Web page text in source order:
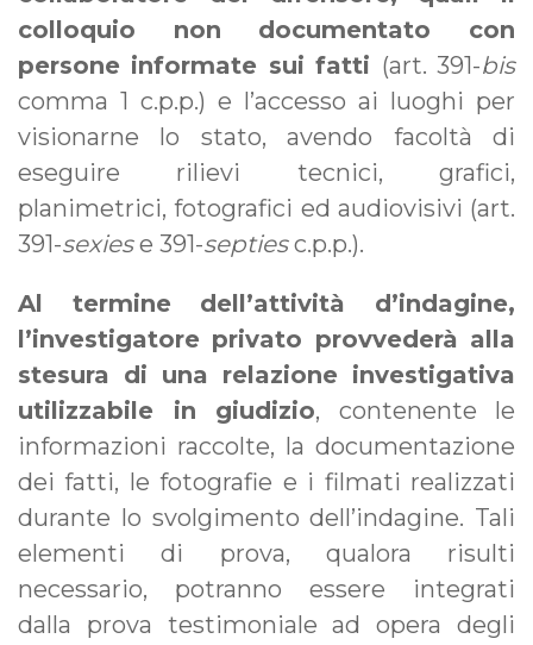
colloquio non documentato con
persone informate sui fatti (art. 391-bis
comma 1 c.p.p.) e l’accesso ai luoghi per
visionarne lo stato, avendo facoltà di
eseguire rilievi tecnici, grafici,
planimetrici, fotografici ed audiovisivi (art.
391-sexiese 391-septiesc.p.p.).
Al termine dell’attività d’indagine,
l’investigatore privato provvederà alla
stesura di una relazione investigativa
utilizzabile in giudizio, contenente le
informazioni raccolte, la documentazione
dei fatti, le fotografie e i filmati realizzati
durante lo svolgimento dell’indagine. Tali
elementi di prova, qualora risulti
necessario, potranno essere integrati
dalla prova testimoniale ad opera degli